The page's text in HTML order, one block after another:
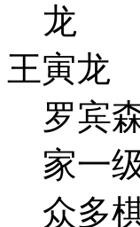
王寅龙
罗宾
家一
众多